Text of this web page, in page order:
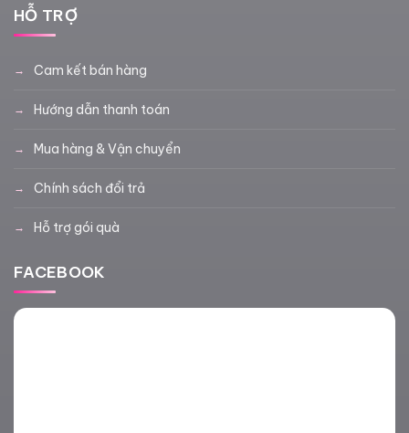
HỖ TRỢ
Cam kết bán hàng
Hướng dẫn thanh toán
Mua hàng & Vận chuyển
Chính sách đổi trả
Hỗ trợ gói quà
FACEBOOK